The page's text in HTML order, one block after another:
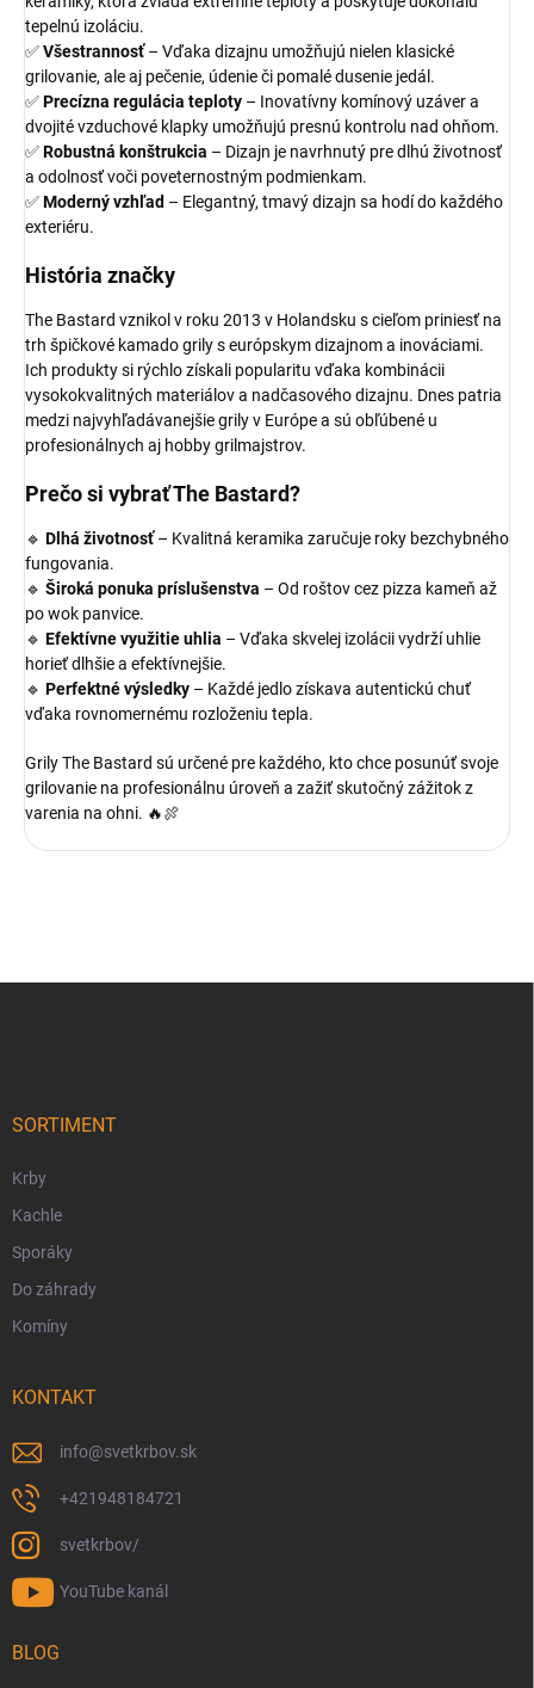
tepelnú izoláciu.
✅Všestrannosť– Vďaka dizajnu umožňujú nielen klasické
grilovanie, ale aj pečenie, údenie či pomalé dusenie jedál.
✅Precízna regulácia teploty – Inovatívny komínový uzáver a
dvojité vzduchové klapky umožňujú presnú kontrolu nad ohňom.
✅Robustná konštrukcia – Dizajn je navrhnutý pre dlhú životnosť
a odolnosť voči poveternostným podmienkam.
✅Moderný vzhľad – Elegantný, tmavý dizajn sa hodí do každého
exteriéru.
História značky
The Bastard vznikol v roku 2013 v Holandsku s cieľom priniesť na
trh špičkové kamado grily s európskym dizajnom a inováciami.
Ich produkty si rýchlo získali popularitu vďaka kombinácii
vysokokvalitných materiálov a nadčasového dizajnu. Dnes patria
medzi najvyhľadávanejšie grily v Európe a sú obľúbené u
profesionálnych aj hobby grilmajstrov.
Prečo si vybrať The Bastard?
🔹 Dlhá životnosť– Kvalitná keramika zaručuje roky bezchybného
fungovania.
🔹 Široká ponuka príslušenstva – Od roštov cez pizza kameň až
po wok panvice.
🔹 Efektívne využitie uhlia – Vďaka skvelej izolácii vydrží uhlie
horieť dlhšie a efektívnejšie.
🔹 Perfektné výsledky – Každé jedlo získava autentickú chuť
vďaka rovnomernému rozloženiu tepla.
Grily The Bastard sú určené pre každého, kto chce posunúť svoje
grilovanie na profesionálnu úroveň a zažiť skutočný zážitok z
varenia na ohni. 🔥🍖
SORTIMENT
Krby
Kachle
Sporáky
Do záhrady
Komíny
KONTAKT
info@svetkrbov.sk
+421948184721
svetkrbov/
YouTube kanál
BLOG